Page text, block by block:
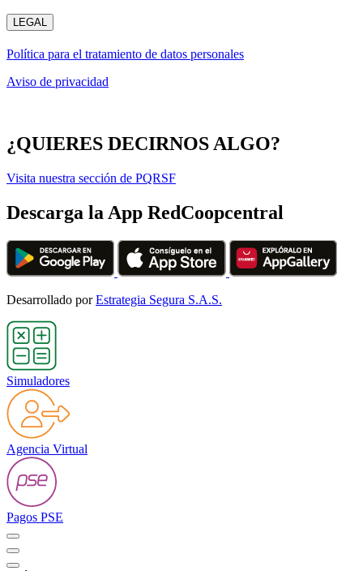
LEGAL
Política para el tratamiento de datos personales
Aviso de privacidad
¿QUIERES DECIRNOS ALGO?
Visita nuestra sección de PQRSF
Descarga la App RedCoopcentral
Desarrollado porEstrategia Segura S.A.S.
Simuladores
Agencia Virtual
Pagos PSE